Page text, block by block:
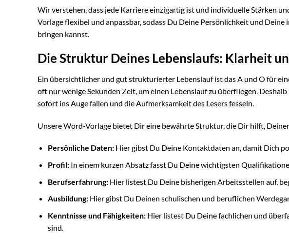
Wir verstehen, dass jede Karriere einzigartig ist und individuelle Stärken
Vorlage flexibel und anpassbar, sodass Du Deine Persönlichkeit und
bringen kannst.
Die Struktur Deines Lebenslaufs: Klarheit
Ein übersichtlicher und gut strukturierter Lebenslauf ist das A und O für
oft nur wenige Sekunden Zeit, um einen Lebenslauf zu überfliegen.
sofort ins Auge fallen und die Aufmerksamkeit des Lesers fesseln.
Unsere Word-Vorlage bietet Dir eine bewährte Struktur, die Dir hilft,
Persönliche Daten:Hier gibst Du Deine Kontaktdaten an, damit Dich
Profil:In einem kurzen Absatz fasst Du Deine wichtigsten
Berufserfahrung:Hier listest Du Deine bisherigen Arbeitsstellen auf,
Ausbildung:Hier gibst Du Deinen schulischen und beruflichen
Kenntnisse und Fähigkeiten:Hier listest Du Deine fachlichen und
sind.